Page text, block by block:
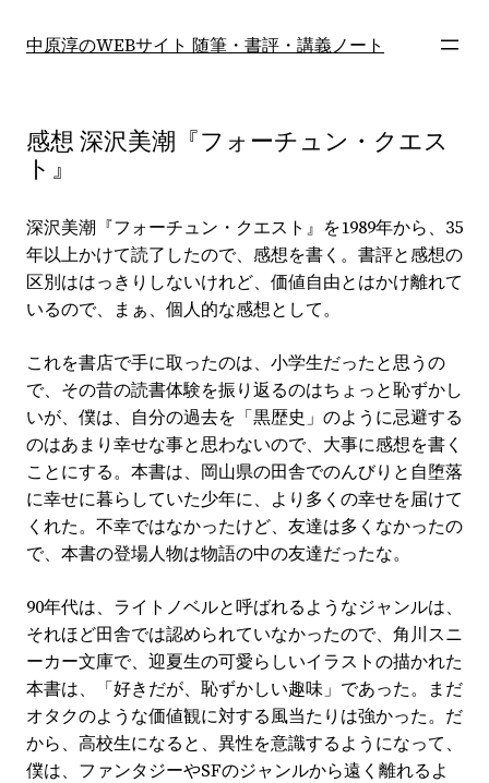
中原淳のWEBサイト 随筆・書評・講義ノート
感想 深沢美潮『フォーチュン・クエス
ト』
深沢美潮『フォーチュン・クエスト』を1989年から、35
年以上かけて読了したので、感想を書く。書評と感想の
区別ははっきりしないけれど、価値自由とはかけ離れて
いるので、まぁ、個人的な感想として。
これを書店で手に取ったのは、小学生だったと思うの
で、その昔の読書体験を振り返るのはちょっと恥ずかし
いが、僕は、自分の過去を「黒歴史」のように忌避する
のはあまり幸せな事と思わないので、大事に感想を書く
ことにする。本書は、岡山県の田舎でのんびりと自堕落
に幸せに暮らしていた少年に、より多くの幸せを届けて
くれた。不幸ではなかったけど、友達は多くなかったの
で、本書の登場人物は物語の中の友達だったな。
90年代は、ライトノベルと呼ばれるようなジャンルは、
それほど田舎では認められていなかったので、角川スニ
ーカー文庫で、迎夏生の可愛らしいイラストの描かれた
本書は、「好きだが、恥ずかしい趣味」であった。まだ
オタクのような価値観に対する風当たりは強かった。だ
から、高校生になると、異性を意識するようになって、
僕は、ファンタジーやSFのジャンルから遠く離れるよ